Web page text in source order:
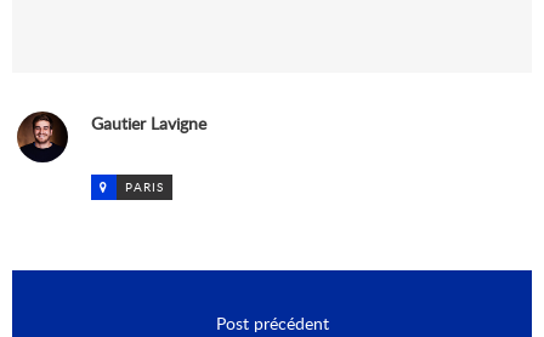
Gautier Lavigne
PARIS
Post précédent